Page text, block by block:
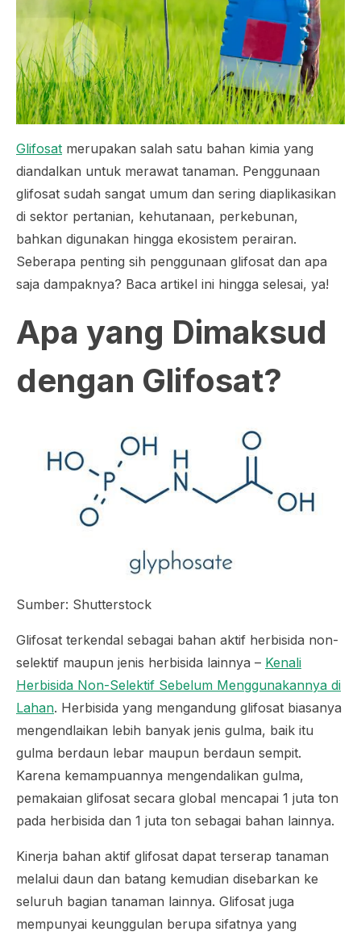
Glifosat merupakan salah satu bahan kimia yang
diandalkan untuk merawat tanaman. Penggunaan
glifosat sudah sangat umum dan sering diaplikasikan
di sektor pertanian, kehutanaan, perkebunan,
bahkan digunakan hingga ekosistem perairan.
Seberapa penting sih penggunaan glifosat dan apa
saja dampaknya? Baca artikel ini hingga selesai, ya!
Apa yang Dimaksud
dengan Glifosat?
Sumber: Shutterstock
Glifosat terkendal sebagai bahan aktif herbisida non-
selektif maupun jenis herbisida lainnya – Kenali
Herbisida Non-Selektif Sebelum Menggunakannya di
Lahan. Herbisida yang mengandung glifosat biasanya
mengendlaikan lebih banyak jenis gulma, baik itu
gulma berdaun lebar maupun berdaun sempit.
Karena kemampuannya mengendalikan gulma,
pemakaian glifosat secara global mencapai 1 juta ton
pada herbisida dan 1 juta ton sebagai bahan lainnya.
Kinerja bahan aktif glifosat dapat terserap tanaman
melalui daun dan batang kemudian disebarkan ke
seluruh bagian tanaman lainnya. Glifosat juga
mempunyai keunggulan berupa sifatnya yang